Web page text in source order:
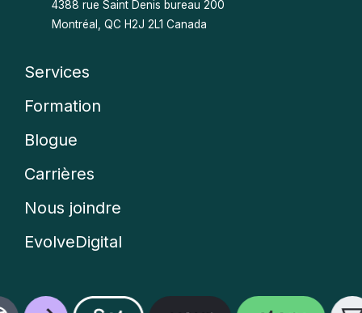
4388 rue Saint Denis bureau 200
Montréal, QC H2J 2L1 Canada
Company
menu
Services
Formation
Blogue
Carrières
Nous joindre
EvolveDigital